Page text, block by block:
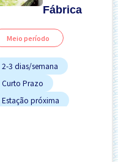
Fábrica
Meio período
2-3 dias/semana
Curto Prazo
Estação próxima